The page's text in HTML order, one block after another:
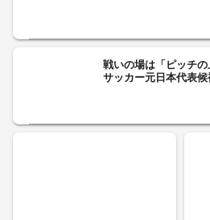
戦いの場は「ピッチ
サッカー元日本代表